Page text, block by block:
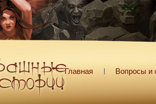
Главная Вопросы и